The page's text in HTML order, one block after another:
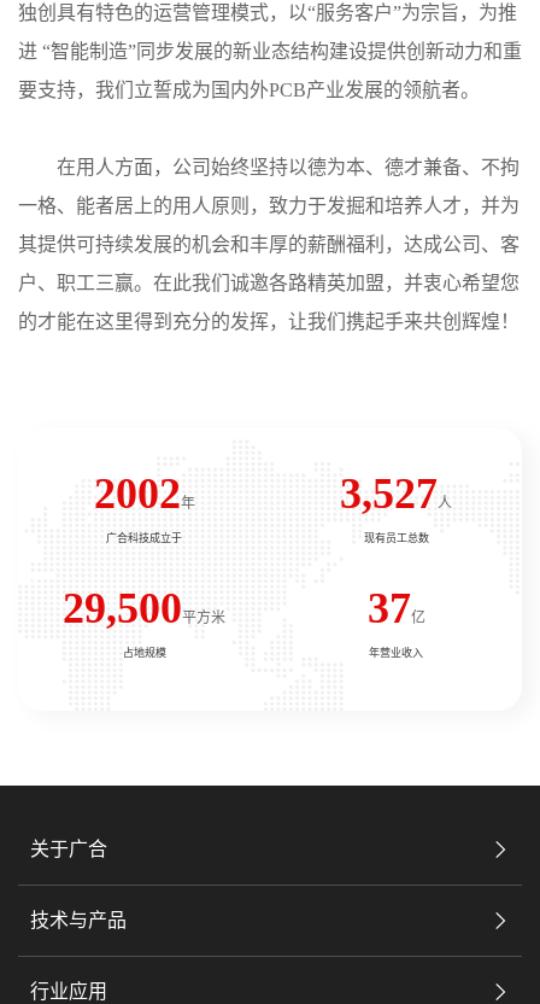
独创具有特色的运营管理模式，以“服务客户”为宗旨，为推
进 “智能制造”同步发展的新业态结构建设提供创新动力和重
要支持，我们立誓成为国内外PCB产业发展的领航者。
在用人方面，公司始终坚持以德为本、德才兼备、不拘
一格、能者居上的用人原则，致力于发掘和培养人才，并为
其提供可持续发展的机会和丰厚的薪酬福利，达成公司、客
户、职工三赢。在此我们诚邀各路精英加盟，并衷心希望您
的才能在这里得到充分的发挥，让我们携起手来共创辉煌！
2002年
广合科技成立于
3,527人
现有员工总数
29,500平方米
占地规模
37亿
年营业收入
关于广合
技术与产品
行业应用